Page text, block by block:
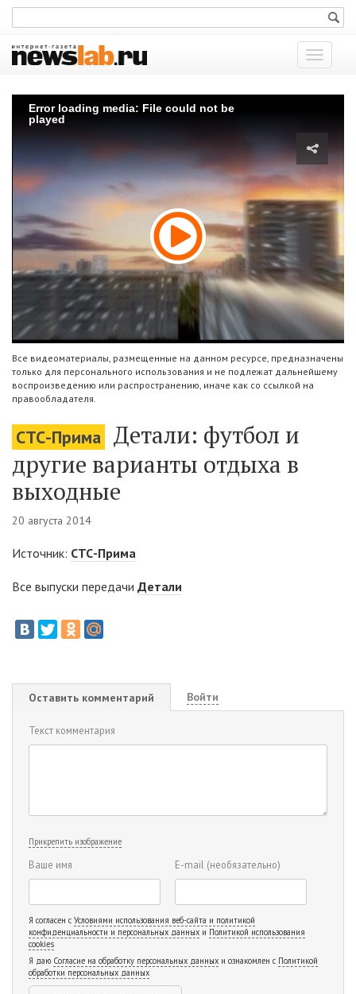
Показать
меню
Error loading media: File could not be
played
Все видеоматериалы, размещенные на данном ресурсе, предназначены
только для персонального использования и не подлежат дальнейшему
воспроизведению или распространению, иначе как со ссылкой на
правообладателя.
СТС-Прима Детали: футбол и
другие варианты отдыха в
выходные
20 августа 2014
Источник: СТС-Прима
Все выпуски передачи Детали
Оставить комментарий Войти
Текст комментария
Прикрепить изображение
Ваше имя E-mail (необязательно)
Я согласен с Условиями использования веб-сайта и политикой
конфиденциальности и персональных данных и Политикой использования
cookies
Я даю Согласие на обработку персональных данных и ознакомлен с Политикой
обработки персональных данных